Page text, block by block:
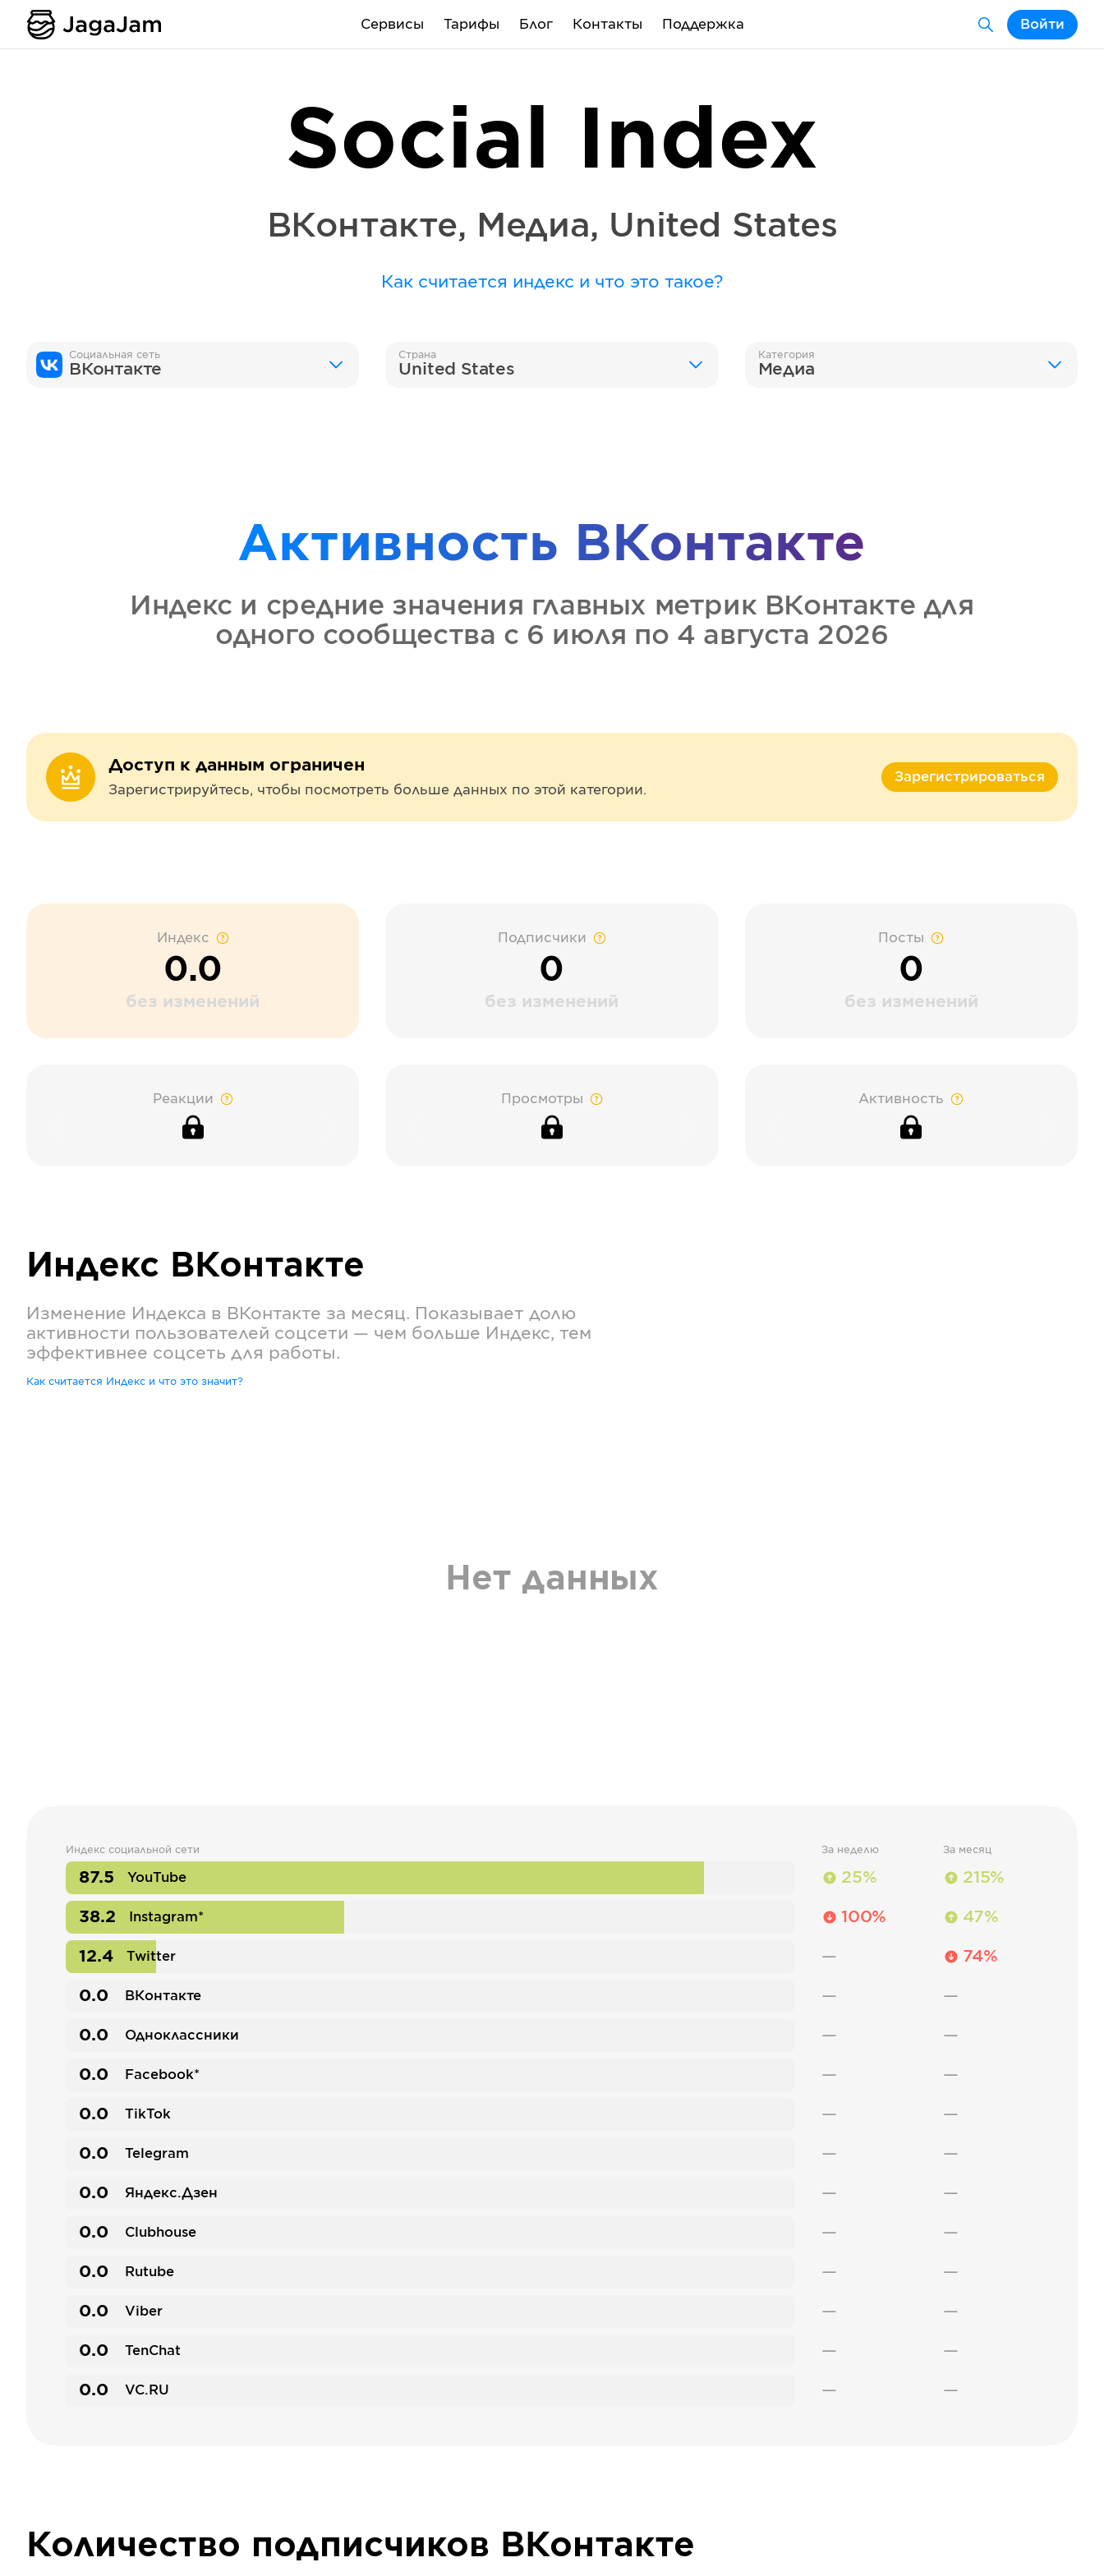
Сервисы Тарифы Блог Контакты Поддержка Войти
Social Index
ВКонтакте, Медиа, United States
Как считается индекс и что это такое?
Социальная сеть
ВКонтакте
Страна
United States
Категория
Медиа
Активность ВКонтакте
Индекс и средние значения главных метрик ВКонтакте для
одного сообщества с 6 июля по 4 августа 2026
Доступ к данным ограничен
Зарегистрируйтесь, чтобы посмотреть больше данных по этой категории.
Зарегистрироваться
Индекс
0.0
без изменений
Подписчики
0
без изменений
Посты
0
без изменений
Реакции Просмотры Активность
Индекс ВКонтакте
Изменение Индекса в ВКонтакте за месяц. Показывает долю
активности пользователей соцсети — чем больше Индекс, тем
эффективнее соцсеть для работы.
Как считается Индекс и что это значит?
Нет данных
Индекс социальной сети За неделю За месяц
87.5 YouTube 25% 215%
38.2 Instagram* 100% 47%
12.4 Twitter — 74%
0.0 ВКонтакте — —
0.0 Одноклассники — —
0.0 Facebook* — —
0.0 TikTok — —
0.0 Telegram — —
0.0 Яндекс.Дзен — —
0.0 Clubhouse — —
0.0 Rutube — —
0.0 Viber — —
0.0 TenChat — —
0.0 VC.RU — —
Количество подписчиков ВКонтакте